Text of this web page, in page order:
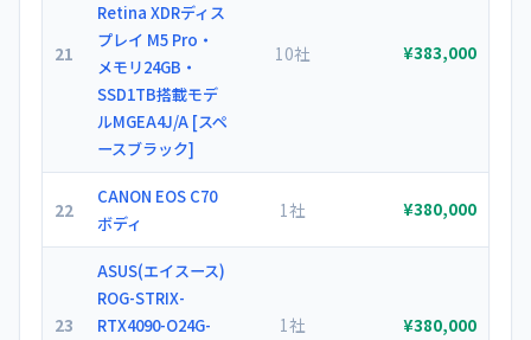
21
Retina XDRディス
プレイ M5 Pro・
メモリ24GB・
SSD1TB搭載モデ
ルMGEA4J/A [スペ
ースブラック]
10社 ¥383,000
22
CANON EOS C70
ボディ
1社 ¥380,000
23
ASUS(エイスース)
ROG-STRIX-
RTX4090-O24G-
1社 ¥380,000